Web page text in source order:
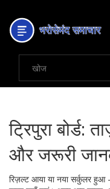
ट्रिपुरा बोर्ड:
और जरूरी
रिज़ल्ट आया या नया सर्कुलर हुआ